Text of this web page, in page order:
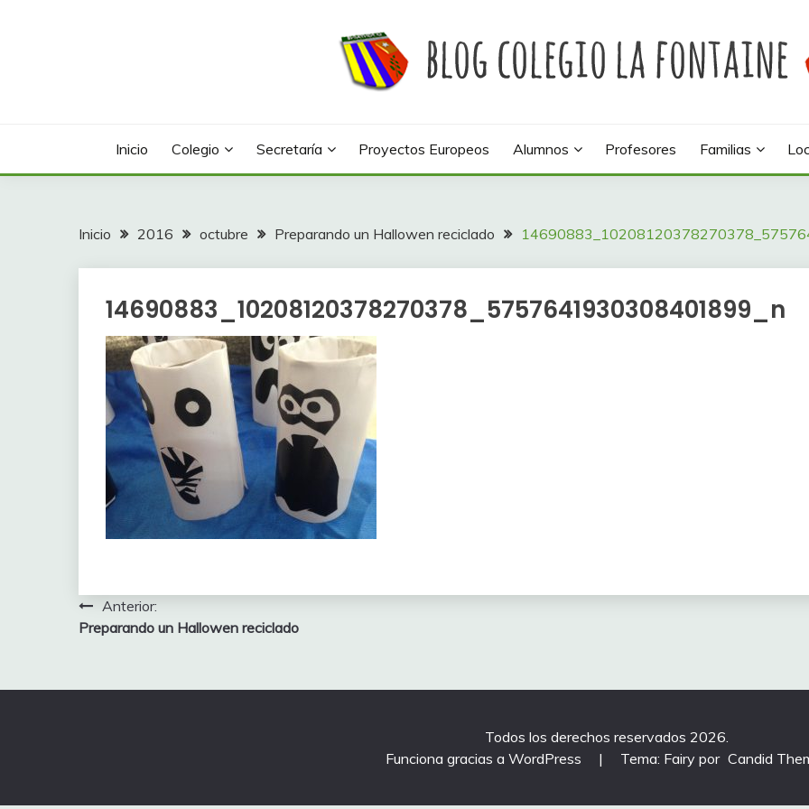
Inicio Colegio Secretaría Proyectos Europeos Alumnos Profesores Familias
Inicio 2016 octubre Preparando un Hallowen reciclado
14690883_10208120378270378_5757641930308401899_n
Navegación
de
Anterior:
Preparando un Hallowen reciclado
Todos los derechos reservados 2026.
Funciona gracias a WordPress
| Tema: Fairy por Candid